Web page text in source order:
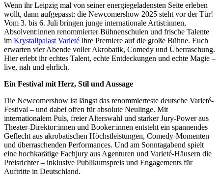
Wenn ihr Leipzig mal von seiner energiegeladensten Seite erleben
wollt, dann aufgepasst: die Newcomershow 2025 steht vor der Tür!
Vom 3. bis 6. Juli bringen junge internationale Artist:innen,
Absolvent:innen renommierter Bühnenschulen und frische Talente
im Krystallpalast Varieté ihre Premiere auf die große Bühne. Euch
erwarten vier Abende voller Akrobatik, Comedy und Überraschung.
Hier erlebt ihr echtes Talent, echte Entdeckungen und echte Magie –
live, nah und ehrlich.
Ein Festival mit Herz, Stil und Aussage
Die Newcomershow ist längst das renommierteste deutsche Varieté-
Festival – und dabei offen für absolute Neulinge. Mit
internationalem Puls, freier Alterswahl und starker Jury-Power aus
Theater-Direktor:innen und Booker:innen entsteht ein spannendes
Geflecht aus akrobatischen Höchstleistungen, Comedy-Momenten
und überraschenden Performances. Und am Sonntagabend spielt
eine hochkarätige Fachjury aus Agenturen und Varieté-Häusern die
Preisrichter – inklusive Publikumspreis und Engagements für
Auftritte in Deutschland.